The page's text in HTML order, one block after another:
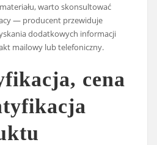
warto skonsultować
— producent przewiduje
dodatkowych informacji
mailowy lub telefoniczny.
cena